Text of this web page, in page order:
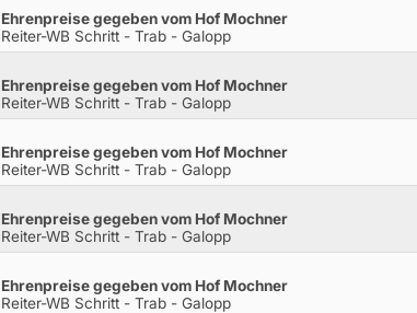
Ehrenpreise gegeben vom Hof Mochner
Reiter-WB Schritt - Trab - Galopp
Ehrenpreise gegeben vom Hof Mochner
Reiter-WB Schritt - Trab - Galopp
Ehrenpreise gegeben vom Hof Mochner
Reiter-WB Schritt - Trab - Galopp
Ehrenpreise gegeben vom Hof Mochner
Reiter-WB Schritt - Trab - Galopp
Ehrenpreise gegeben vom Hof Mochner
Reiter-WB Schritt - Trab - Galopp